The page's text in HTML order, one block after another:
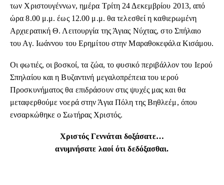
των Χριστουγέννων, ημέρα Τρίτη 24 Δεκεμβρίου 2013, από
ώρα 8.00 μ.μ. έως 12.00 μ.μ. θα τελεσθεί η καθιερωμένη
Αρχιερατική Θ. Λειτουργία της Άγιας Νύχτας, στο Σπήλαιο
του Αγ. Ιωάννου του Ερημίτου στην Μαραθοκεφάλα Κισάμου.
Οι φωτιές, οι βοσκοί, τα ζώα, το φυσικό περιβάλλον του Ιερού
Σπηλαίου και η Βυζαντινή μεγαλοπρέπεια του ιερού
Προσκυνήματος θα επιδράσουν στις ψυχές μας και θα
μεταφερθούμε νοερά στην Άγια Πόλη της Βηθλεέμ, όπου
ενσαρκώθηκε ο Σωτήρας Χριστός.
Χριστός Γεννάται δοξάσατε…
ανυμνήσατε λαοί ότι δεδόξασθαι.